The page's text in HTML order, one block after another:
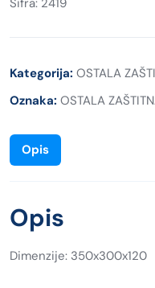
Kategorija: OSTALA
Oznaka: OSTALA
Opis
Opis
Dimenzije: 350x300x120